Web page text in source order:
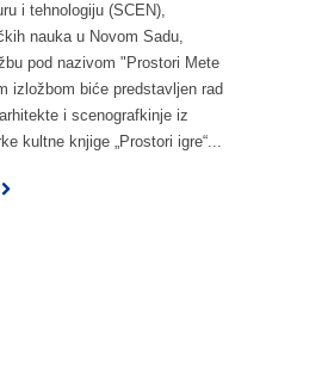
i tehnologiju (SCEN),
nauka u Novom Sadu,
pod nazivom "Prostori Mete
izložbom biće predstavljen rad
i scenografkinje iz
kultne knjige „Prostori igre“...